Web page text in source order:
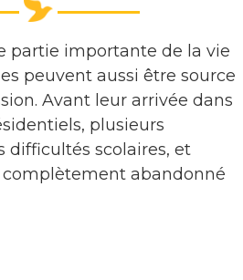
partie importante de la vie
peuvent aussi être source
Avant leur arrivée dans
plusieurs
difficultés scolaires, et
abandonné